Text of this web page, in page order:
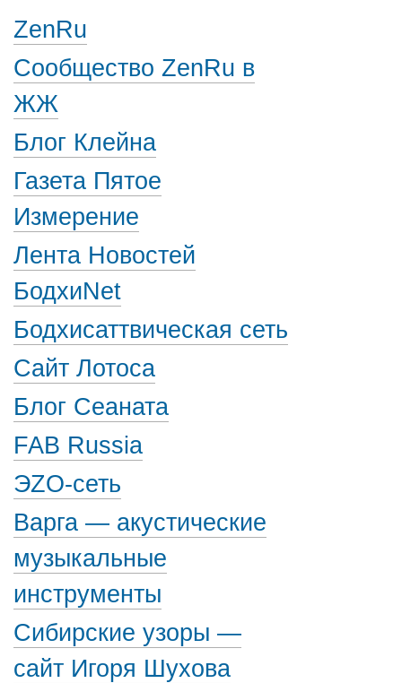
ZenRu
Сообщество ZenRu в
ЖЖ
Блог Клейна
Газета Пятое
Измерение
Лента Новостей
БодхиNet
Бодхисаттвическая сеть
Сайт Лотоса
Блог Сеаната
FAB Russia
ЭZО-сеть
Варга — акустические
музыкальные
инструменты
Сибирские узоры —
сайт Игоря Шухова